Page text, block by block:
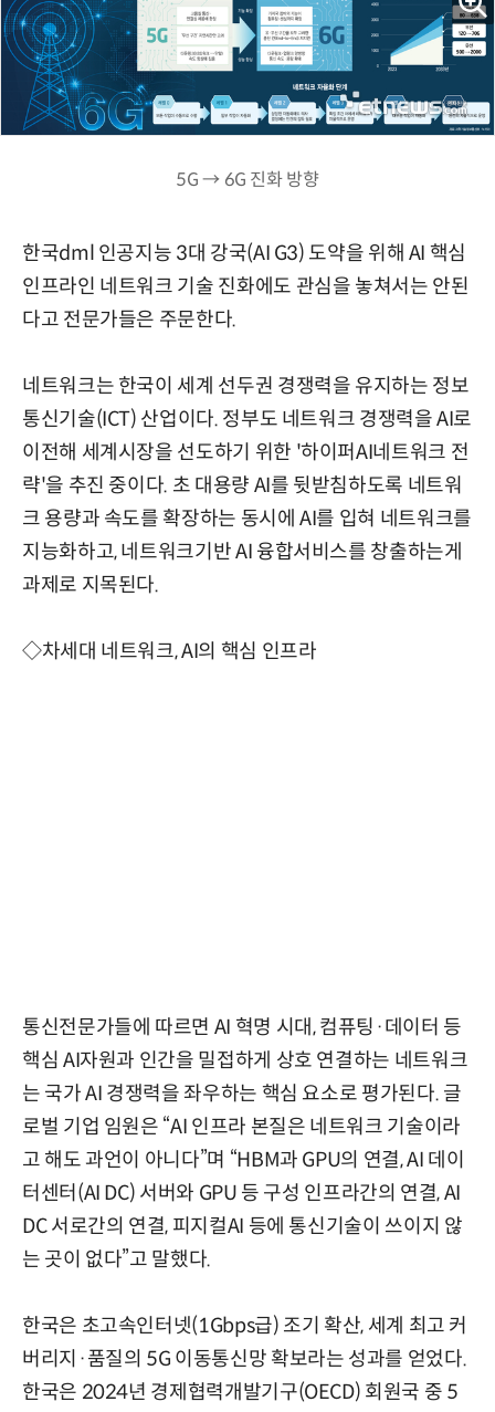
5G → 6G 진화 방향
한국dml 인공지능 3대 강국(AI G3) 도약을 위해 AI 핵심
인프라인 네트워크 기술 진화에도 관심을 놓쳐서는 안된
다고 전문가들은 주문한다.
네트워크는 한국이 세계 선두권 경쟁력을 유지하는 정보
통신기술(ICT) 산업이다. 정부도 네트워크 경쟁력을 AI로
이전해 세계시장을 선도하기 위한 '하이퍼AI네트워크 전
략'을 추진 중이다. 초 대용량 AI를 뒷받침하도록 네트워
크 용량과 속도를 확장하는 동시에 AI를 입혀 네트워크를
지능화하고, 네트워크기반 AI 융합서비스를 창출하는게
과제로 지목된다.
◇차세대 네트워크, AI의 핵심 인프라
통신전문가들에 따르면 AI 혁명 시대, 컴퓨팅·데이터 등
핵심 AI자원과 인간을 밀접하게 상호 연결하는 네트워크
는 국가 AI 경쟁력을 좌우하는 핵심 요소로 평가된다. 글
로벌 기업 임원은 “AI 인프라 본질은 네트워크 기술이라
고 해도 과언이 아니다”며 “HBM과 GPU의 연결, AI 데이
터센터(AI DC) 서버와 GPU 등 구성 인프라간의 연결, AI
DC 서로간의 연결, 피지컬AI 등에 통신기술이 쓰이지 않
는 곳이 없다”고 말했다.
한국은 초고속인터넷(1Gbps급) 조기 확산, 세계 최고 커
버리지·품질의 5G 이동통신망 확보라는 성과를 얻었다.
한국은 2024년 경제협력개발기구(OECD) 회원국 중 5